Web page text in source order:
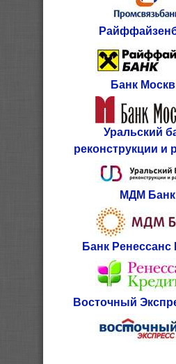
Банк
Уральский
реконструкции и
МДМ Банк
Банк Ренессанс
Восточный